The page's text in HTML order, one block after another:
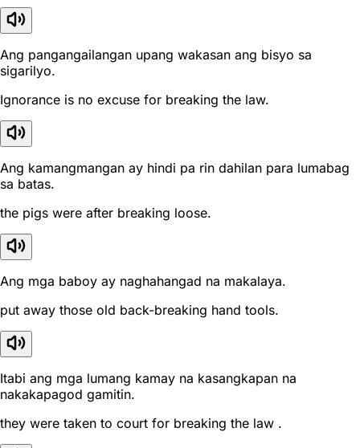
Ang pangangailangan upang wakasan ang bisyo sa
sigarilyo.
Ignorance is no excuse for breaking the law.
Ang kamangmangan ay hindi pa rin dahilan para lumabag
sa batas.
the pigs were after breaking loose.
Ang mga baboy ay naghahangad na makalaya.
put away those old back-breaking hand tools.
Itabi ang mga lumang kamay na kasangkapan na
nakakapagod gamitin.
they were taken to court for breaking the law .